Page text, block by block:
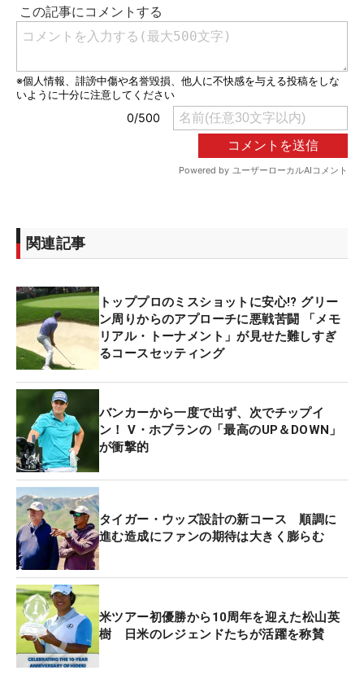
関連記事
トッププロのミスショットに安心!? グリー
ン周りからのアプローチに悪戦苦闘 「メモ
リアル・トーナメント」が見せた難しすぎ
るコースセッティング
バンカーから一度で出ず、次でチップイ
ン！ V・ホブランの「最高のUP＆DOWN」
が衝撃的
タイガー・ウッズ設計の新コース 順調に
進む造成にファンの期待は大きく膨らむ
米ツアー初優勝から10周年を迎えた松山英
樹 日米のレジェンドたちが活躍を称賛